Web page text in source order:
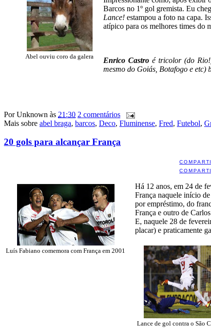
Abel ouviu coro da galera
Barcos no 1º gol gremista. Eu
Lance! estampou a foto na capa.
atípico para os melhores times do
Enrico Castroé tricolor (do
mesmo do Goiás, Botafogo e
PorUnknown às 21:30 2 comentários
Mais sobre abel braga, barcos, Deco, Fluminense, Fred, Futebol,
20 gols para alcançar França
Luís Fabiano comemora com França em 2001
Há 12 anos, em 24 de
França naquele início
por empréstimo, do
França e outro de
E, naquele 28 de
placar) e praticamente
Lance de gol contra o São